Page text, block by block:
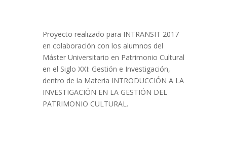
Proyecto realizado para INTRANSIT 2017
en colaboración con los alumnos del
Máster Universitario en Patrimonio Cultural
en el Siglo XXI: Gestión e Investigación,
dentro de la Materia INTRODUCCIÓN A LA
INVESTIGACIÓN EN LA GESTIÓN DEL
PATRIMONIO CULTURAL.